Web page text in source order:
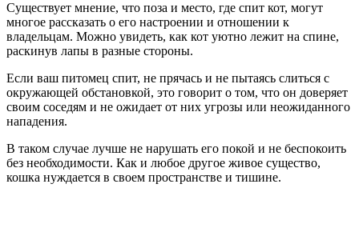
Существует мнение, что поза и место, где спит кот, могут
многое рассказать о его настроении и отношении к
владельцам. Можно увидеть, как кот уютно лежит на спине,
раскинув лапы в разные стороны.
Если ваш питомец спит, не прячась и не пытаясь слиться с
окружающей обстановкой, это говорит о том, что он доверяет
своим соседям и не ожидает от них угрозы или неожиданного
нападения.
В таком случае лучше не нарушать его покой и не беспокоить
без необходимости. Как и любое другое живое существо,
кошка нуждается в своем пространстве и тишине.